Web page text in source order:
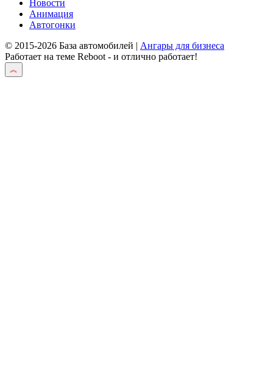
Новости
Анимация
Автогонки
© 2015-2026 База автомобилей | Ангары для бизнеса
Работает на теме Reboot - и отлично работает!